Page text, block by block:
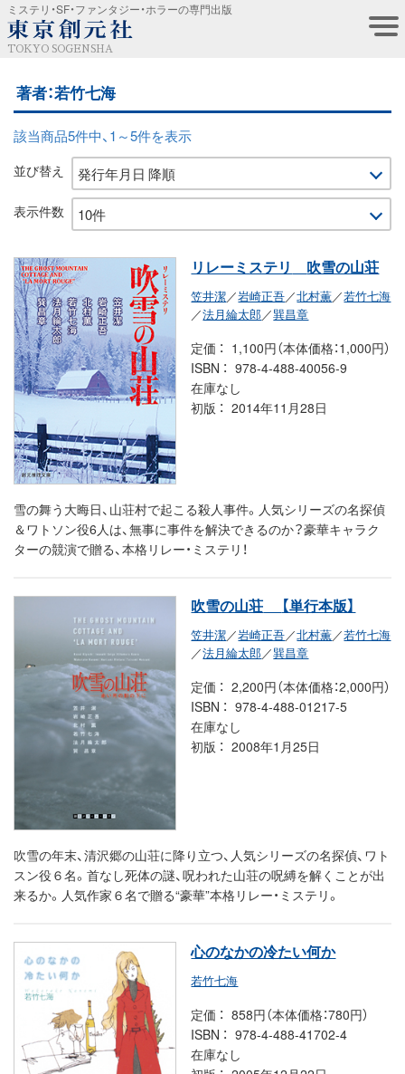
ミステリ・SF・ファンタジー・ホラーの専門出版
TOKYO SOGENSHA
著者：若竹七海
該当商品5件中、1～5件を表示
並び替え
表示件数
リレーミステリ 吹雪の山荘
笠井潔／岩崎正吾／北村薫／若竹七海
／法月綸太郎／巽昌章
定価
1,100円（本体価格：1,000円）
ISBN
978-4-488-40056-9
在庫なし
初版
2014年11月28日
雪の舞う大晦日、山荘村で起こる殺人事件。人気シリーズの名探偵
＆ワトソン役6人は、無事に事件を解決できるのか？豪華キャラク
ターの競演で贈る、本格リレー・ミステリ！
吹雪の山荘 【単行本版】
笠井潔／岩崎正吾／北村薫／若竹七海
／法月綸太郎／巽昌章
定価
2,200円（本体価格：2,000円）
ISBN
978-4-488-01217-5
在庫なし
初版
2008年1月25日
吹雪の年末、清沢郷の山荘に降り立つ、人気シリーズの名探偵、ワト
スン役６名。首なし死体の謎、呪われた山荘の呪縛を解くことが出
来るか。人気作家６名で贈る“豪華”本格リレー・ミステリ。
心のなかの冷たい何か
若竹七海
定価
858円（本体価格：780円）
ISBN
978-4-488-41702-4
在庫なし